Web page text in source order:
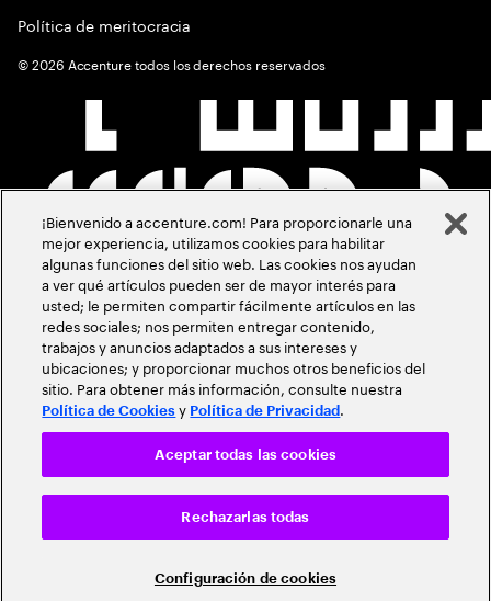
Política de meritocracia
©2026 Accenture todos los derechos reservados
¡Bienvenido a accenture.com! Para proporcionarle una
mejor experiencia, utilizamos cookies para habilitar
algunas funciones del sitio web. Las cookies nos ayudan
a ver qué artículos pueden ser de mayor interés para
usted; le permiten compartir fácilmente artículos en las
redes sociales; nos permiten entregar contenido,
trabajos y anuncios adaptados a sus intereses y
ubicaciones; y proporcionar muchos otros beneficios del
sitio. Para obtener más información, consulte nuestra
Política de Cookies y Política de Privacidad .
Configuración de cookies
Rechazarlas todas
Aceptar todas las cookies